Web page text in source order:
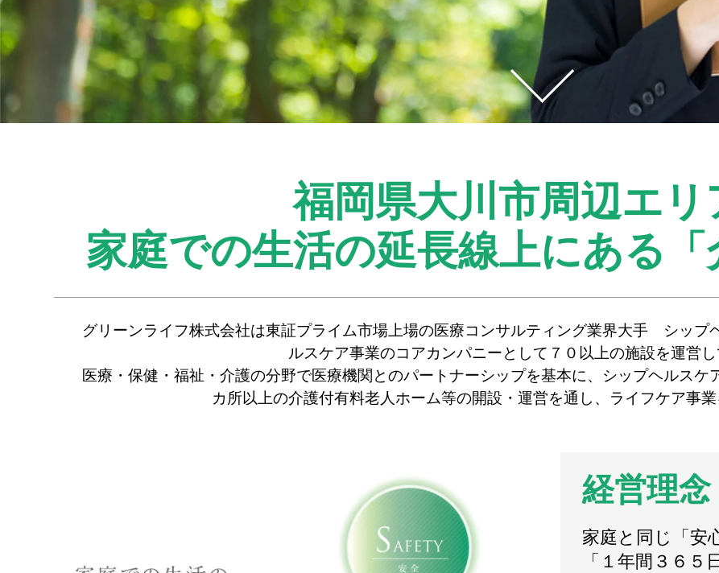
福岡県大川市周辺エリ
家庭での生活の延長線上にある
グリーンライフ株式会社は東証プライム市場上場の医療コンサルティング業界大手 シップ
ルスケア事業のコアカンパニーとして７０以上の施設を運営し
医療・保健・福祉・介護の分野で医療機関とのパートナーシップを基本に、シップヘルスケ
カ所以上の介護付有料老人ホーム等の開設・運営を通し、ライフケア事業
経営理念
家庭と同じ「安
「１年間３６